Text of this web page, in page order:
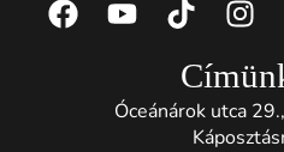
Óceánárok utca